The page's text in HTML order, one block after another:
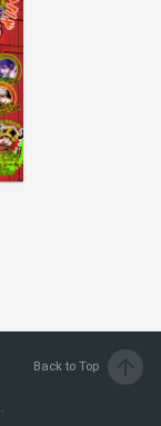
Back to Top